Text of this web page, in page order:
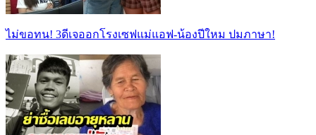
ไม่ขอทน! 3ดีเจออกโรงเซฟแม่แอฟ-น้องปีใหม ปมภาษา!